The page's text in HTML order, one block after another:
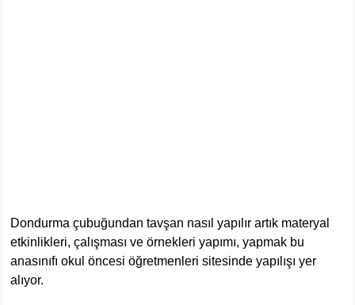
Dondurma çubuğundan tavşan nasıl yapılır artık materyal
etkinlikleri, çalışması ve örnekleri yapımı, yapmak bu
anasınıfı okul öncesi öğretmenleri sitesinde yapılışı yer
alıyor.